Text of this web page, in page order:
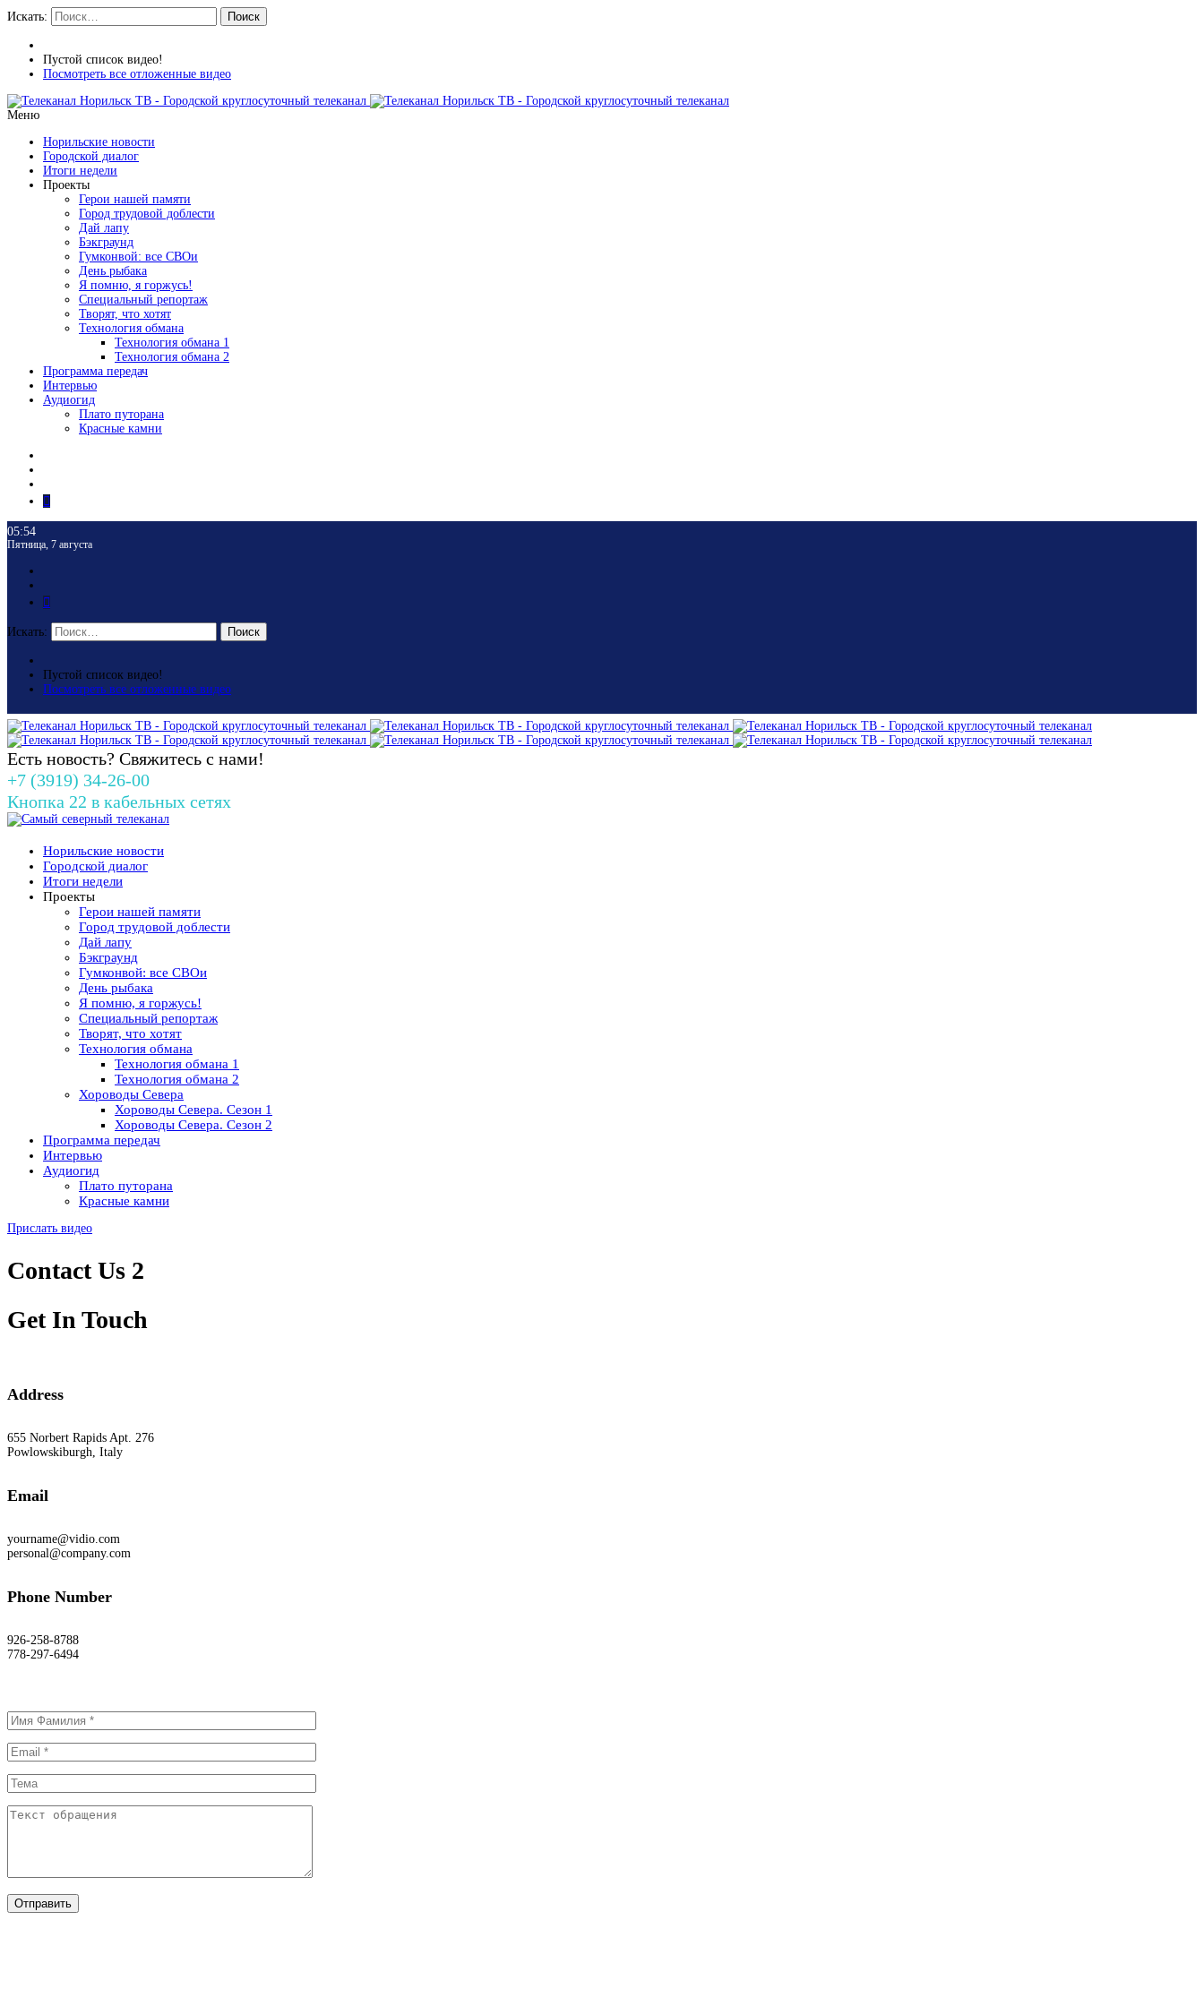
Искать: Поиск
Пустой список видео!
Посмотреть все отложенные видео
Меню
Норильские новости
Городской диалог
Итоги недели
Проекты
Герои нашей памяти
Город трудовой доблести
Дай лапу
Бэкграунд
Гумконвой: все СВОи
День рыбака
Я помню, я горжусь!
Специальный репортаж
Творят, что хотят
Технология обмана
Технология обмана 1
Технология обмана 2
Программа передач
Интервью
Аудиогид
Плато путорана
Красные камни
05:54
Пятница, 7 августа
Искать: Поиск
Пустой список видео!
Посмотреть все отложенные видео
Есть новость? Свяжитесь с нами!
+7 (3919) 34-26-00
Кнопка 22 в кабельных сетях
Норильские новости
Городской диалог
Итоги недели
Проекты
Герои нашей памяти
Город трудовой доблести
Дай лапу
Бэкграунд
Гумконвой: все СВОи
День рыбака
Я помню, я горжусь!
Специальный репортаж
Творят, что хотят
Технология обмана
Технология обмана 1
Технология обмана 2
Хороводы Севера
Хороводы Севера. Сезон 1
Хороводы Севера. Сезон 2
Программа передач
Интервью
Аудиогид
Плато путорана
Красные камни
Прислать видео
Contact Us 2
Get In Touch
Address
655 Norbert Rapids Apt. 276
Powlowskiburgh, Italy
Email
yourname@vidio.com
personal@company.com
Phone Number
926-258-8788
778-297-6494